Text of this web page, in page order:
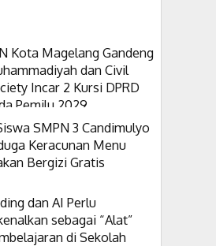
Kota Magelang Gandeng
dan Civil
Incar 2 Kursi DPRD
Pemilu 2029
SMPN 3 Candimulyo
Keracunan Menu
Bergizi Gratis
dan AI Perlu
sebagai “Alat”
di Sekolah